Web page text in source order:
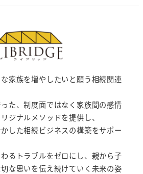
家族を増やしたいと願う相続関連
た、制度面ではなく家族間の感情
ジナルメソッドを提供し、
した相続ビジネスの構築をサポー
るトラブルをゼロにし、親から子
な思いを伝え続けていく未来の姿